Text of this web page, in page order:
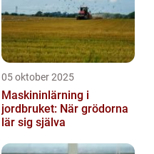
05 oktober 2025
Maskininlärning i
jordbruket: När grödorna
lär sig själva